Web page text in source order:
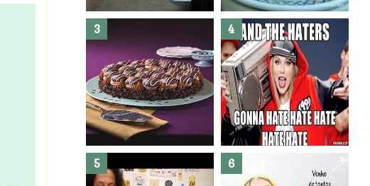
Banheiro novo por menos de
R$300,00 ?? E sem quebra
quebra ??( Editado)
Posso congelar bolo ??